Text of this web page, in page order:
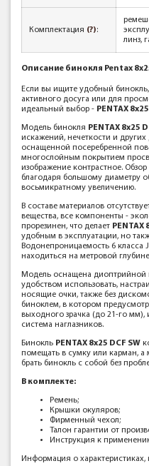
Комплектация (?):
линз,
Описание бинокля Pentax
Если вы ищите удобный
активного досуга или для
идеальный выбор - PENTAX
Модель бинокля PENTAX 8x25
искажений, нечеткости и других
оснащенной посеребренной
многослойным покрытием
изображение контрастное.
благодаря большому диаметру
восьмикратному увеличению.
В составе материалов
вещества, все компоненты -
прорезинен, что делает PENTAX
удобным в эксплуатации, но
Водонепроницаемость 6 класса
находиться на метровой
Модель оснащена диоптрийной
удобством использовать,
носящие очки, также без
биноклем, в котором
выходного зрачка (до 21-го
система наглазников.
Бинокль PENTAX 8x25 DCF SW
помещать в сумку или карман, а
брать бинокль с собой без
В комплекте:
Ремень;
Крышки окуляров;
Фирменный чехол;
Талон гарантии от
Инструкция к
Информация о